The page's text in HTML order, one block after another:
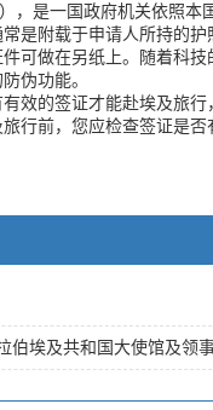
是一国政府机关依照本
常是附载于申请人所持的
可做在另纸上。随着科
伪功能。
的签证才能赴埃及旅行
前，您应检查签证是否
伯埃及共和国大使馆及领